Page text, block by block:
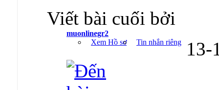
Viết bài cuối bởi
muonlinegr2
Xem Hồ sơ
Tin nhắn riêng 13-